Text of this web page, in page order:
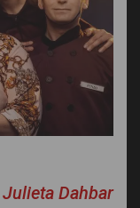
Julieta Dahbar